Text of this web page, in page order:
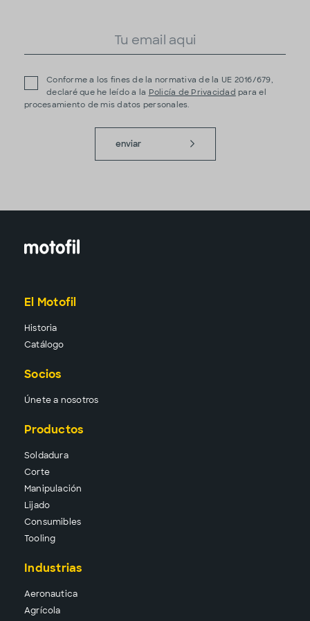
Conforme a los fines de la normativa de la UE 2016/679,
declaré que he leído a la Policía de Privacidad para el
procesamiento de mis datos personales.
enviar
El Motofil
Historia
Catálogo
Socios
Únete a nosotros
Productos
Soldadura
Corte
Manipu lación
Lijado
Consumibles
Tool ing
Industrias
Aeronautica
Agrícola